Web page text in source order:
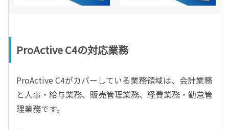
ProActive C4の対応業務
ProActive C4がカバーしている業務領域は、会計業務
と人事・給与業務、販売管理業務、経費業務・勤怠管
理業務です。